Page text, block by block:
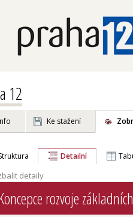
12
Ke stažení
Detailní
detaily
rozvoje